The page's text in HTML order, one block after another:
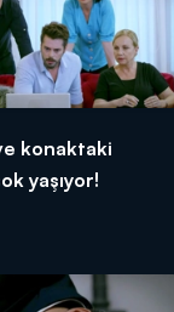
konaktaki
yaşıyor!